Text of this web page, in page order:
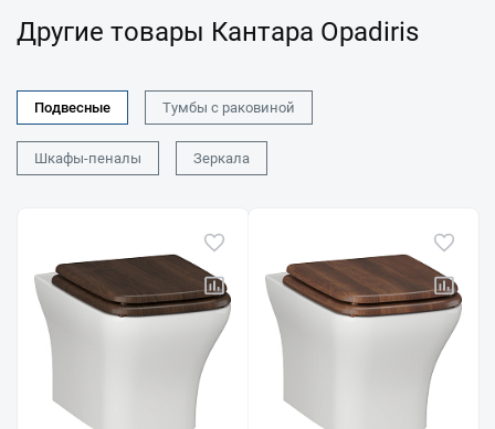
Другие товары Кантара Opadiris
Подвесные Тумбы с раковиной
Шкафы-пеналы Зеркала